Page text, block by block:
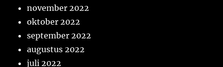
november 2022
oktober 2022
september 2022
augustus 2022
juli 2022